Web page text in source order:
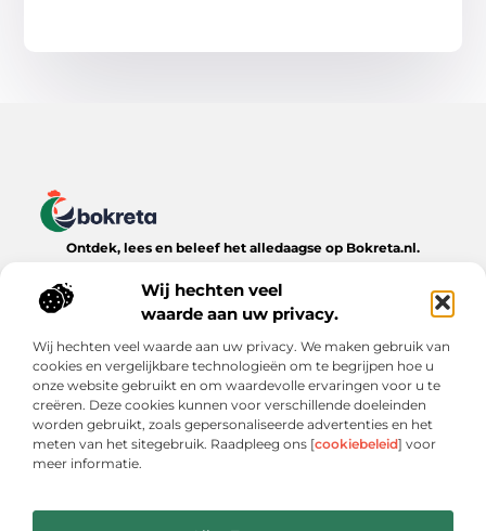
Wij hechten veel
waarde aan uw privacy.
Wij hechten veel waarde aan uw privacy. We maken gebruik van
cookies en vergelijkbare technologieën om te begrijpen hoe u
onze website gebruikt en om waardevolle ervaringen voor u te
creëren. Deze cookies kunnen voor verschillende doeleinden
worden gebruikt, zoals gepersonaliseerde advertenties en het
meten van het sitegebruik. Raadpleeg ons [cookiebeleid] voor
meer informatie.
Ontdek, lees en beleef het alledaagse op Bokreta.nl.
boeiende verhalen over het dagelijks leven.
Onze informatie